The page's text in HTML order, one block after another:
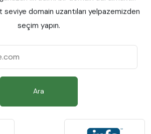
domain uzantıları yelpazemizden
seçim yapın.
Ara